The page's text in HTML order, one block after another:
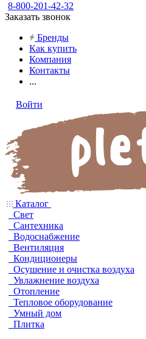
8-800-201-42-32
Заказать звонок
Бренды
Как купить
Компания
Контакты
...
Войти
Каталог
Свет
Сантехника
Водоснабжение
Вентиляция
Кондиционеры
Осушение и очистка воздуха
Увлажнение воздуха
Отопление
Тепловое оборудование
Умный дом
Плитка